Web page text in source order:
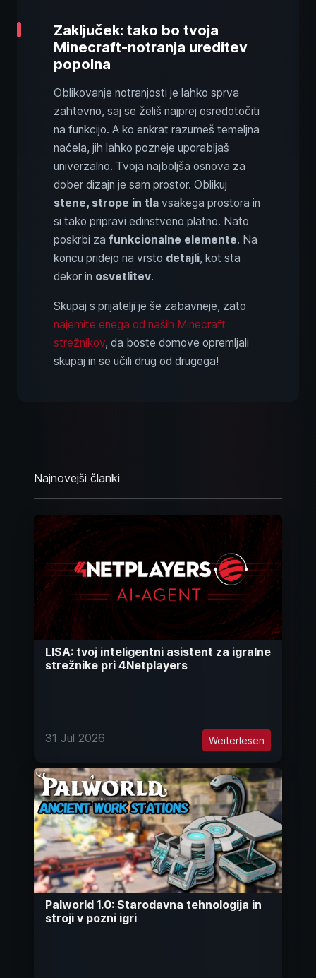
Zaključek: tako bo tvoja
Minecraft-notranja ureditev
popolna
Oblikovanje notranjosti je lahko sprva
zahtevno, saj se želiš najprej osredotočiti
na funkcijo. A ko enkrat razumeš temeljna
načela, jih lahko pozneje uporabljaš
univerzalno. Tvoja najboljša osnova za
dober dizajn je sam prostor. Oblikuj
stene, strope in tla vsakega prostora in
si tako pripravi edinstveno platno. Nato
poskrbi za funkcionalne elemente. Na
koncu pridejo na vrsto detajli, kot sta
dekor in osvetlitev.
Skupaj s prijatelji je še zabavneje, zato
najemite enega od naših Minecraft
strežnikov, da boste domove opremljali
skupaj in se učili drug od drugega!
Najnovejši članki
LISA: tvoj inteligentni asistent za igralne
strežnike pri 4Netplayers
31 Jul 2026 Weiterlesen
Palworld 1.0: Starodavna tehnologija in
stroji v pozni igri